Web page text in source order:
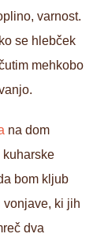
varnost.
se hlebček
mehkobo
na dom
kuharske
bom kljub
vonjave, ki jih
dva